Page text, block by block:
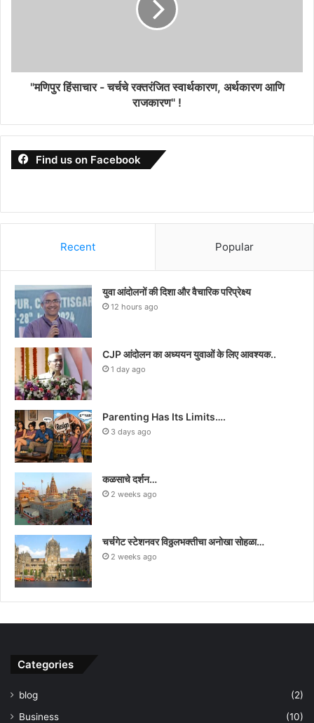
"मणिपुर हिंसाचार - चर्चचे रक्तरंजित स्वार्थकारण, अर्थकारण आणि
राजकारण" !
Find us on Facebook
Recent Popular
युवा आंदोलनों की दिशा और वैचारिक परिप्रेक्ष्य
12 hours ago
CJP आंदोलन का अध्ययन युवाओं के लिए आवश्यक..
1 day ago
Parenting Has Its Limits….
3 days ago
कळसाचे दर्शन…
2 weeks ago
चर्चगेट स्टेशनवर विठ्ठलभक्तीचा अनोखा सोहळा…
2 weeks ago
Categories
blog
(2)
Business
(10)